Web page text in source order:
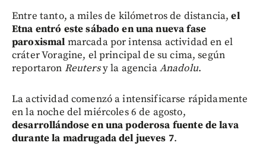
Entre tanto, a miles de kilómetros de distancia,el
Etna entró este sábado en una nueva fase
paroxismal marcada por intensa actividad en el
cráter Voragine, el principal de su cima, según
reportaron Reutersy la agenciaAnadolu.
La actividad comenzó a intensificarse rápidamente
en la noche del miércoles 6 de agosto,
desarrollándose en una poderosa fuente de lava
durante la madrugada del jueves 7.